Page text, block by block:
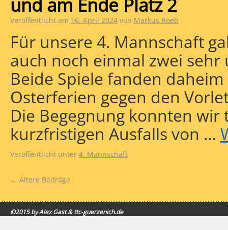
und am Ende Platz 2
Veröffentlicht am 16. April 2024 von Markus Roeb
Für unsere 4. Mannschaft
auch noch einmal zwei
Beide Spiele fanden
Osterferien gegen den
Die Begegnung konnten wir
kurzfristigen Ausfalls von …
Veröffentlicht unter 4. Mannschaft
← Ältere Beiträge
©2015 by Alex Gast & ttc-guerzenich.de